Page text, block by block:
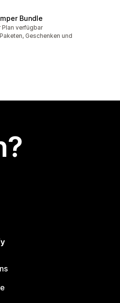
Bundle
verfügbar
Geschenken und